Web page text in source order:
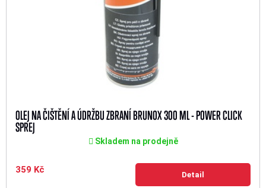
OLEJ NA ČIŠTĚNÍ A ÚDRŽBU ZBRANÍ BRUNOX 300 ML - POWER CLICK
SPREJ
Skladem na prodejně
359 Kč Detail